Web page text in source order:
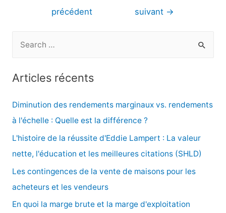
l’article
précédent
suivant →
e
r
Articles récents
Diminution des rendements marginaux vs. rendements
à l'échelle : Quelle est la différence ?
L'histoire de la réussite d'Eddie Lampert : La valeur
nette, l'éducation et les meilleures citations (SHLD)
Les contingences de la vente de maisons pour les
acheteurs et les vendeurs
En quoi la marge brute et la marge d'exploitation